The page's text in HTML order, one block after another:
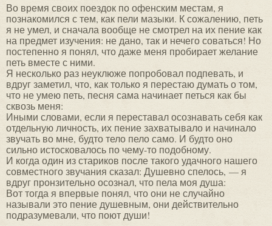
Во время своих поездок по офенским местам, я
познакомился с тем, как пели мазыки. К сожалению, петь
я не умел, и сначала вообще не смотрел на их пение как
на предмет изучения: не дано, так и нечего соваться! Но
постепенно я понял, что даже меня пробирает желание
петь вместе с ними.
Я несколько раз неуклюже попробовал подпевать, и
вдруг заметил, что, как только я перестаю думать о том,
что не умею петь, песня сама начинает петься как бы
сквозь меня:
Иными словами, если я переставал осознавать себя как
отдельную личность, их пение захватывало и начинало
звучать во мне, будто тело пело само. И будто оно
сильно истосковалось по чему-то подобному.
И когда один из стариков после такого удачного нашего
совместного звучания сказал: Душевно спелось, — я
вдруг пронзительно осознал, что пела моя душа:
Вот тогда я впервые понял, что они не случайно
называли это пение душевным, они действительно
подразумевали, что поют души!